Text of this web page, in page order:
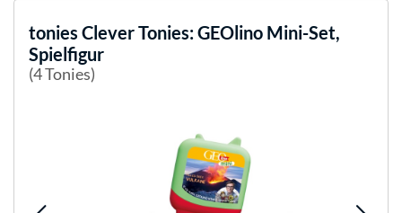
tonies Clever Tonies: GEOlino Mini-Set,
Spielfigur
(4 Tonies)